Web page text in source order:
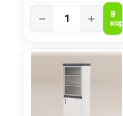
− +